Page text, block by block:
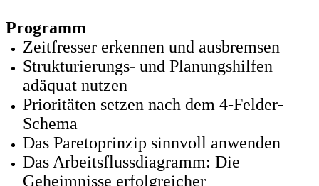
Programm
Zeitfresser erkennen und ausbremsen
Strukturierungs- und Planungshilfen
adäquat nutzen
Prioritäten setzen nach dem 4-Felder-
Schema
Das Paretoprinzip sinnvoll anwenden
Das Arbeitsflussdiagramm: Die
Geheimnisse erfolgreicher